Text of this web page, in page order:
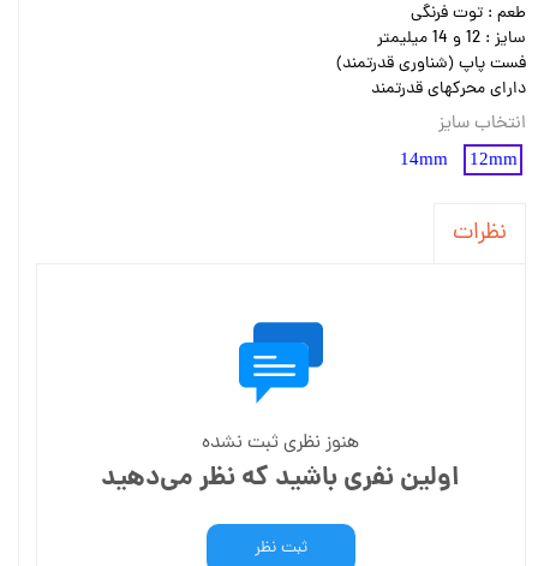
طعم : توت فرنگی
سایز : 12 و 14 میلیمتر
فست پاپ (شناوری قدرتمند)
دارای محرکهای قدرتمند
انتخاب سایز
12mm
14mm
نظرات
هنوز نظری ثبت نشده
اولین نفری باشید که نظر می‌دهید
ثبت نظر